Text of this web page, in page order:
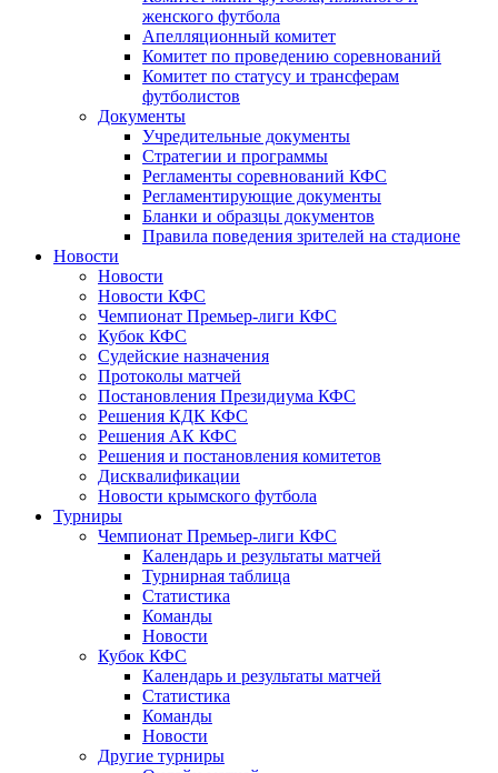
женского футбола
Апелляционный комитет
Комитет по проведению соревнований
Комитет по статусу и трансферам
футболистов
Документы
Учредительные документы
Стратегии и программы
Регламенты соревнований КФС
Регламентирующие документы
Бланки и образцы документов
Правила поведения зрителей на стадионе
Новости
Новости
Новости КФС
Чемпионат Премьер-лиги КФС
Кубок КФС
Судейские назначения
Протоколы матчей
Постановления Президиума КФС
Решения КДК КФС
Решения АК КФС
Решения и постановления комитетов
Дисквалификации
Новости крымского футбола
Турниры
Чемпионат Премьер-лиги КФС
Календарь и результаты матчей
Турнирная таблица
Статистика
Команды
Новости
Кубок КФС
Календарь и результаты матчей
Статистика
Команды
Новости
Другие турниры